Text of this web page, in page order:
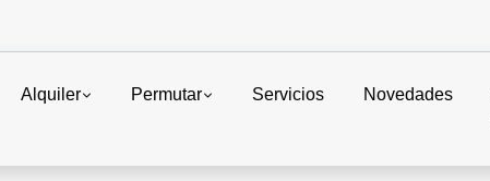
Alquiler Permutar Servicios Novedades